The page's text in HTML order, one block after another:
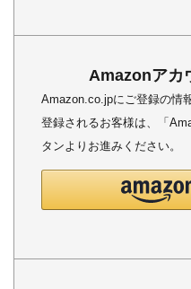
Amazonアカ
Amazon.co.jpにご登録の情
登録されるお客様は、「
タンよりお進みください。